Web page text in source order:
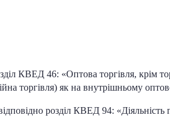
КВЕД 46: «Оптова торгівля, крім
торгівля) як на внутрішньому
розділ КВЕД 94: